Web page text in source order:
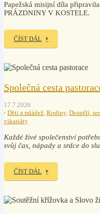
Papežská misijní díla
PRÁZDNINY V KOSTELE.
ČÍST DÁL
Společná cesta
17.7.2026
Děti a mládež, Rodiny, Dospělí,
vikariáty
Každé živé společenství
svůj čas, nápady a srdce do
ČÍST DÁL